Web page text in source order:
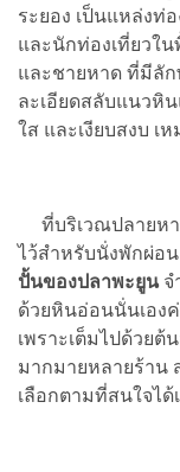
ระยอง เป็นแหล่งท่
และนักท่องเที่ยวใ
และชายหาด ที่มีลั
ละเอียดสลับแนวหิ
ใส และเงียบสงบ เ
ที่บริเวณปลายหา
ไว้สำหรับนั่งพักผ่
ปั้นของปลาพะยูน จ
ด้วยหินอ่อนนั่นเอง
เพราะเต็มไปด้วย
มากมายหลายร้าน
เลือกตามที่สนใจได้